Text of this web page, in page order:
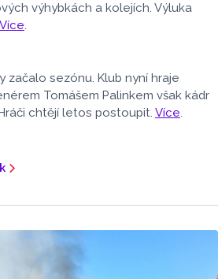
výhybkách a kolejích. Výluka
Více.
začalo sezónu. Klub nyní hraje
Tomášem Palinkem však kádr
chtějí letos postoupit. Více.